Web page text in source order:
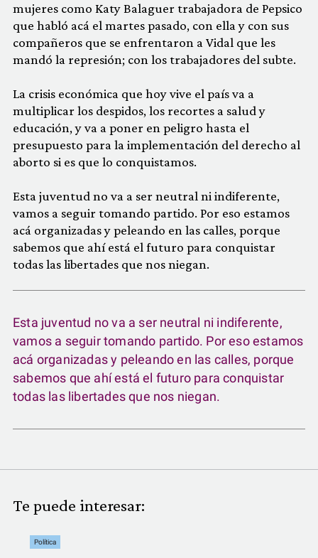
mujeres como Katy Balaguer trabajadora de Pepsico
que habló acá el martes pasado, con ella y con sus
compañeros que se enfrentaron a Vidal que les
mandó la represión; con los trabajadores del subte.
La crisis económica que hoy vive el país va a
multiplicar los despidos, los recortes a salud y
educación, y va a poner en peligro hasta el
presupuesto para la implementación del derecho al
aborto si es que lo conquistamos.
Esta juventud no va a ser neutral ni indiferente,
vamos a seguir tomando partido. Por eso estamos
acá organizadas y peleando en las calles, porque
sabemos que ahí está el futuro para conquistar
todas las libertades que nos niegan.
Esta juventud no va a ser neutral ni indiferente,
vamos a seguir tomando partido. Por eso estamos
acá organizadas y peleando en las calles, porque
sabemos que ahí está el futuro para conquistar
todas las libertades que nos niegan.
Te puede interesar:
Política